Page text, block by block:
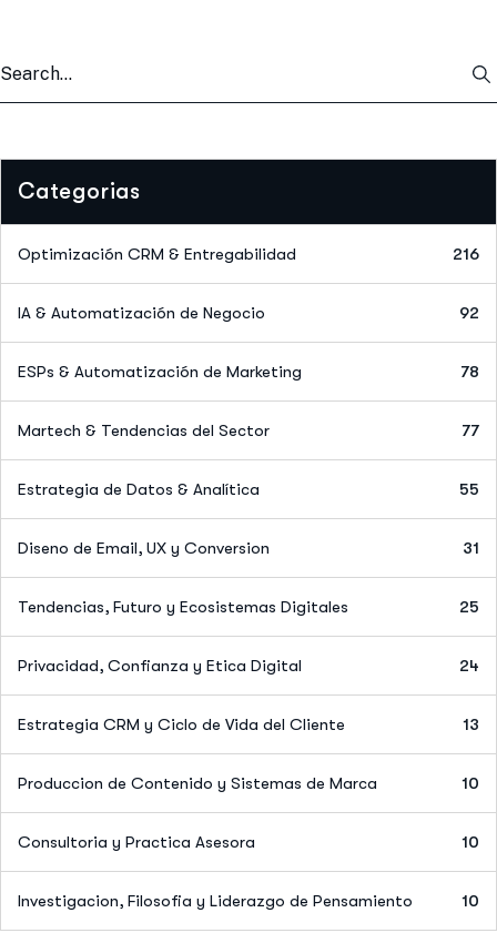
Categorias
Optimización CRM & Entregabilidad 216
IA & Automatización de Negocio 92
ESPs & Automatización de Marketing 78
Martech & Tendencias del Sector 77
Estrategia de Datos & Analítica 55
Diseno de Email, UX y Conversion 31
Tendencias, Futuro y Ecosistemas Digitales 25
Privacidad, Confianza y Etica Digital 24
Estrategia CRM y Ciclo de Vida del Cliente 13
Produccion de Contenido y Sistemas de Marca 10
Consultoria y Practica Asesora 10
Investigacion, Filosofia y Liderazgo de Pensamiento 10